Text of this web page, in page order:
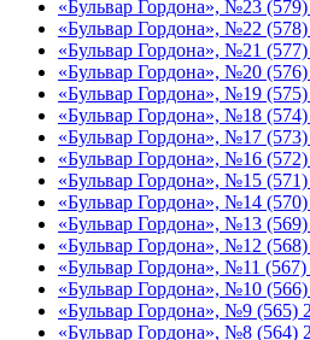
«Бульвар Гордона», №23
«Бульвар Гордона», №22
«Бульвар Гордона», №21
«Бульвар Гордона», №20
«Бульвар Гордона», №19
«Бульвар Гордона», №18
«Бульвар Гордона», №17 (573)
«Бульвар Гордона», №16 (572)
«Бульвар Гордона», №15 (571)
«Бульвар Гордона», №14 (570)
«Бульвар Гордона», №13
«Бульвар Гордона», №12
«Бульвар Гордона», №11
«Бульвар Гордона», №10
«Бульвар Гордона», №9 (565)
«Бульвар Гордона», №8 (564)